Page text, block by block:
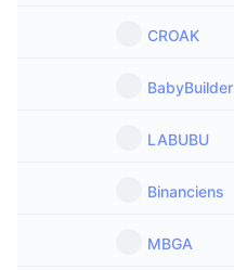
CROAK
BabyBuilder
LABUBU
Binanciens
MBGA